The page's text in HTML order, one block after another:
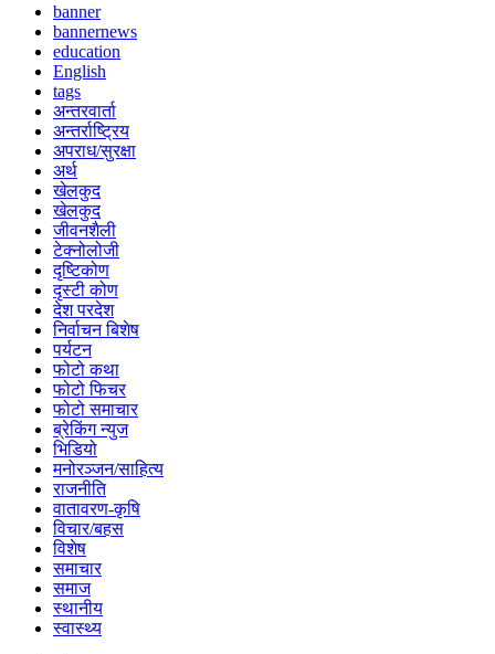
banner
bannernews
education
English
tags
अन्तरवार्ता
अन्तर्राष्ट्रिय
अपराध/सुरक्षा
अर्थ
खेलकुद
खेलकुद
जीवनशैली
टेक्नोलोजी
दृष्टिकोण
दृस्टी कोण
देश परदेश
निर्वाचन बिशेष
पर्यटन
फोटो कथा
फोटो फिचर
फोटो समाचार
ब्रेकिंग न्युज
भिडियो
मनोरञ्जन/साहित्य
राजनीति
वातावरण-कृषि
विचार/बहस
विशेष
समाचार
समाज
स्थानीय
स्वास्थ्य